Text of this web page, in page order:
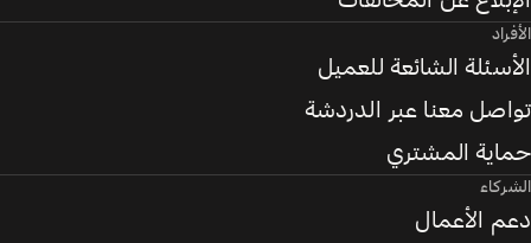
الأفراد
الأسئلة الشائعة للعميل
تواصل معنا عبر الدردشة
حماية المشتري
الشركاء
دعم الأعمال